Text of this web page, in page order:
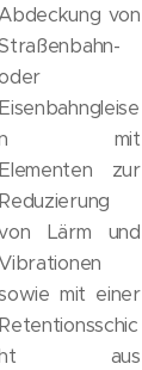
von
Eisenbahngleise
mit
Elementen zur
Reduzierung
Lärm und
mit einer
Retentionsschic
aus